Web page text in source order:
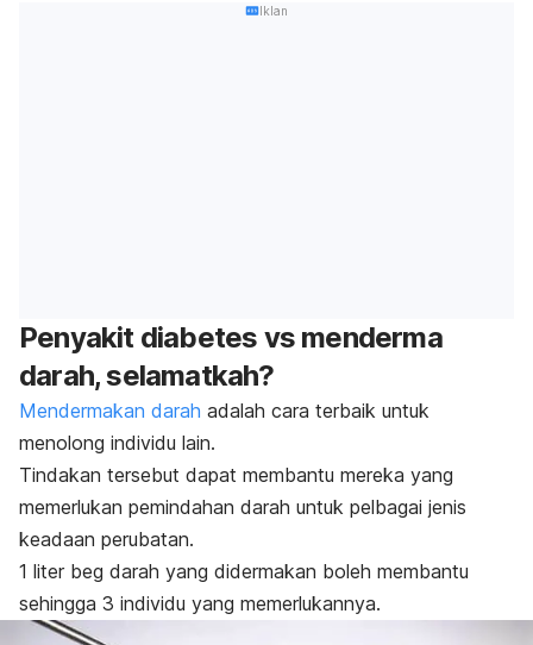
Iklan
Penyakit diabetes vs menderma
darah, selamatkah?
Mendermakan darah adalah cara terbaik untuk
menolong individu lain.
Tindakan tersebut dapat membantu mereka yang
memerlukan pemindahan darah untuk pelbagai jenis
keadaan perubatan.
1 liter beg darah yang didermakan boleh membantu
sehingga 3 individu yang memerlukannya.